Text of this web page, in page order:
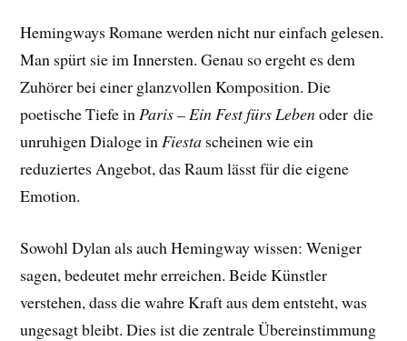
Hemingways Romane werden nicht nur einfach gelesen.
Man spürt sie im Innersten. Genau so ergeht es dem
Zuhörer bei einer glanzvollen Komposition. Die
poetische Tiefe inParis – Ein Fest fürs Lebenoder die
unruhigen Dialoge inFiesta scheinen wie ein
reduziertes Angebot, das Raum lässt für die eigene
Emotion.
Sowohl Dylan als auch Hemingway wissen: Weniger
sagen, bedeutet mehr erreichen. Beide Künstler
verstehen, dass die wahre Kraft aus dem entsteht, was
ungesagt bleibt. Dies ist die zentrale Übereinstimmung